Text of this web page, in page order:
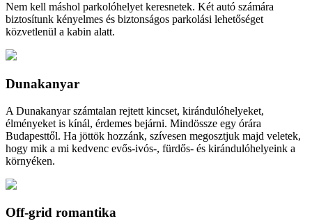
Nem kell máshol parkolóhelyet keresnetek. Két autó számára
biztosítunk kényelmes és biztonságos parkolási lehetőséget
közvetlenül a kabin alatt.
Dunakanyar
A Dunakanyar számtalan rejtett kincset, kirándulóhelyeket,
élményeket is kínál, érdemes bejárni. Mindössze egy órára
Budapesttől. Ha jöttök hozzánk, szívesen megosztjuk majd veletek,
hogy mik a mi kedvenc evős-ivós-, fürdős- és kirándulóhelyeink a
környéken.
Off-grid romantika